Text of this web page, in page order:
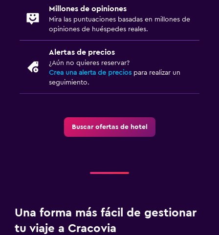
Millones de opiniones
Mira las puntuaciones basadas en millones de
opiniones de huéspedes reales.
Alertas de precios
¿Aún no quieres reservar?
Crea una alerta de precios para realizar un
seguimiento.
Buscar ofertas de hotel
Una forma más fácil de gestionar
tu viaje a Cracovia